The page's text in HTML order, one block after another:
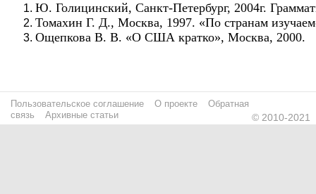
Ю. Голицинский, Санкт-Петербург, 2004г.
Томахин Г. Д., Москва, 1997. «По странам
Ощепкова В. В. «О США кратко», Москва, 2000.
Пользовательское соглашение О проекте
Обратная
связь
Архивные статьи © 2010-2021